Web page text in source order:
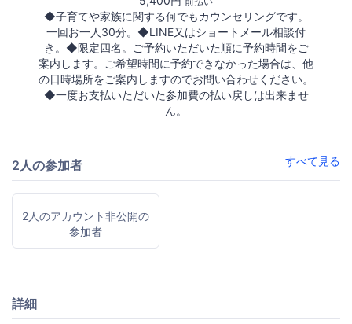
◆子育てや家族に関する何でもカウンセリングです。
一回お一人30分。◆LINE又はショートメール相談付
き。◆限定四名。ご予約いただいた順に予約時間をご
案内します。ご希望時間に予約できなかった場合は、他
の日時場所をご案内しますのでお問い合わせください。
◆一度お支払いただいた参加費の払い戻しは出来ませ
ん。
2人の参加者 すべて見る
2人のアカウント非公開の
参加者
詳細